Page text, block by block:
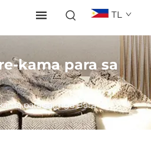
TL
kama para sa
para sa mga Bata